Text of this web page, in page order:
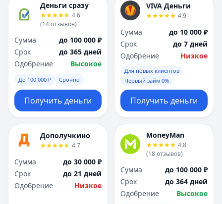
Ростов-на-Дону
Санкт-Петербург
Саратов
Севастополь
Сургут
Т
Тверь
Тольятти
Томск
Тюмень
У
Ростов-на-Дону
Самара
Санкт-Петербург
Саратов
Севастополь
Сургут
Т
Тверь
Тольятти
Томск
Тюмень
У
Деньги сразу
4.6
(14отзывов)
Сумма
до 100 000 ₽
Срок
до 365 дней
Одобрение
Высокое
До 100 000 ₽ Срочно
Получить деньги
VIVA Деньги
4.9
Сумма
до 10 000 ₽
Срок
до 7 дней
Одобрение
Низкое
Для новых клиентов
Первый займ 0%
Получить деньги
Дополучкино
4.7
Сумма
до 30 000 ₽
Срок
до 21 дней
Одобрение
Низкое
MoneyMan
4.8
(18отзывов)
Сумма
до 100 000 ₽
Срок
до 364 дней
Одобрение
Высокое